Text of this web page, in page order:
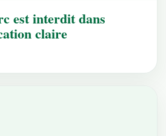
est interdit dans
claire